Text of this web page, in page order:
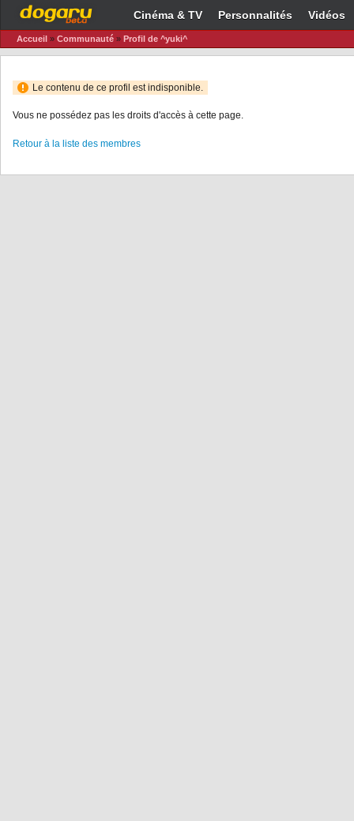
Cinéma & TV Personnalités Vidéos
Accueil » Communauté » Profil de ^yuki^
Le contenu de ce profil est indisponible.
Vous ne possédez pas les droits d'accès à cette page.
Retour à la liste des membres